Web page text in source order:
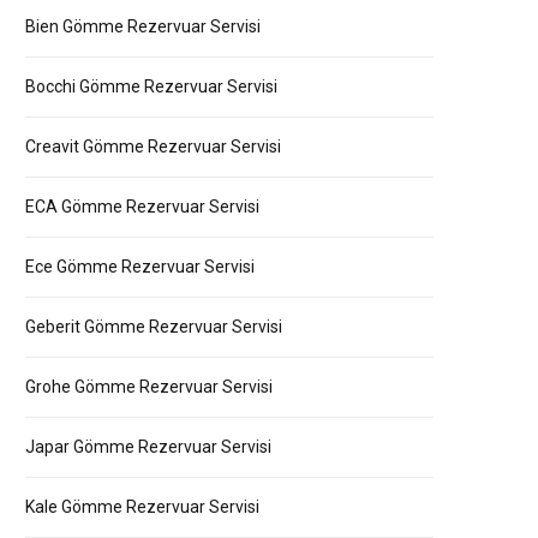
Bien Gömme Rezervuar Servisi
Bocchi Gömme Rezervuar Servisi
Creavit Gömme Rezervuar Servisi
ECA Gömme Rezervuar Servisi
Ece Gömme Rezervuar Servisi
Geberit Gömme Rezervuar Servisi
Grohe Gömme Rezervuar Servisi
Japar Gömme Rezervuar Servisi
Kale Gömme Rezervuar Servisi